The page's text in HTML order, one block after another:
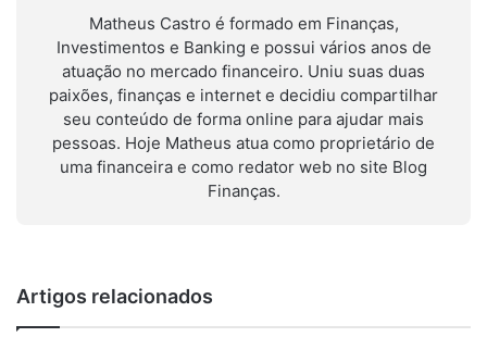
Matheus Castro é formado em Finanças,
Investimentos e Banking e possui vários anos de
atuação no mercado financeiro. Uniu suas duas
paixões, finanças e internet e decidiu compartilhar
seu conteúdo de forma online para ajudar mais
pessoas. Hoje Matheus atua como proprietário de
uma financeira e como redator web no site Blog
Finanças.
Artigos relacionados